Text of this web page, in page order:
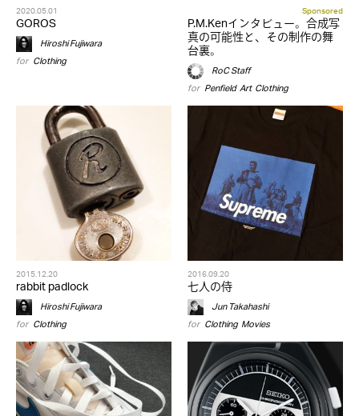
2020.05.01
GOROS
Hiroshi Fujiwara
for Clothing
Sponsored
P.M.Kenインタビュー。合成写
真の可能性と、その制作の舞
台裏。
RoC Staff
for Penfield,Art,Clothing
2015.12.20
rabbit padlock
Hiroshi Fujiwara
for Clothing
2016.09.20
七人の侍
Jun Takahashi
for Clothing,Movies